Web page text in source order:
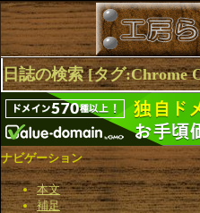
ナビゲーション
本文
補足